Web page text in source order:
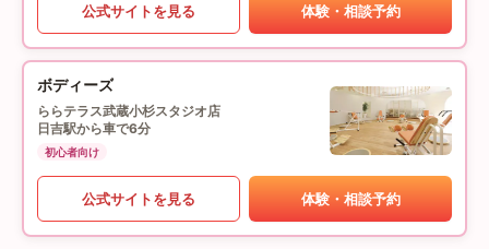
公式サイトを見る 体験・相談予約
ボディーズ
ららテラス武蔵小杉スタジオ店
日吉駅から車で6分
初心者向け
公式サイトを見る 体験・相談予約